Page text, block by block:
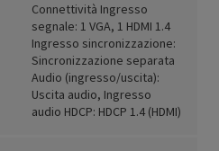
Connettività Ingresso
segnale: 1 VGA, 1 HDMI 1.4
Ingresso sincronizzazione:
Sincronizzazione separata
Audio (ingresso/uscita):
Uscita audio, Ingresso
audio HDCP: HDCP 1.4 (HDMI)